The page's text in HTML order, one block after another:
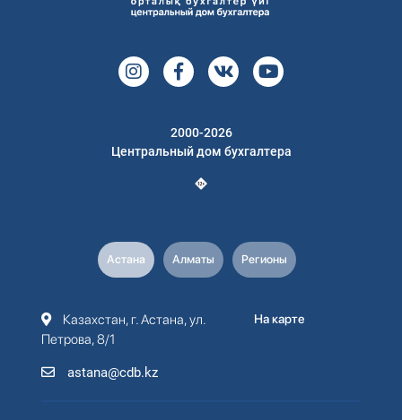
2000-2026
Центральный дом бухгалтера
Астана Алматы Регионы
Казахстан, г. Астана, ул.
Петрова, 8/1
astana@cdb.kz
На карте